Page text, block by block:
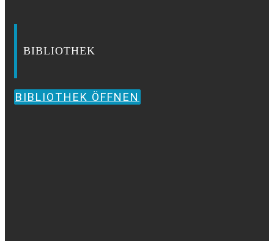
BIBLIOTHEK
BIBLIOTHEK ÖFFNEN